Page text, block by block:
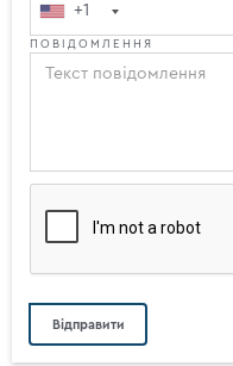
+1
ПОВІДОМЛЕННЯ